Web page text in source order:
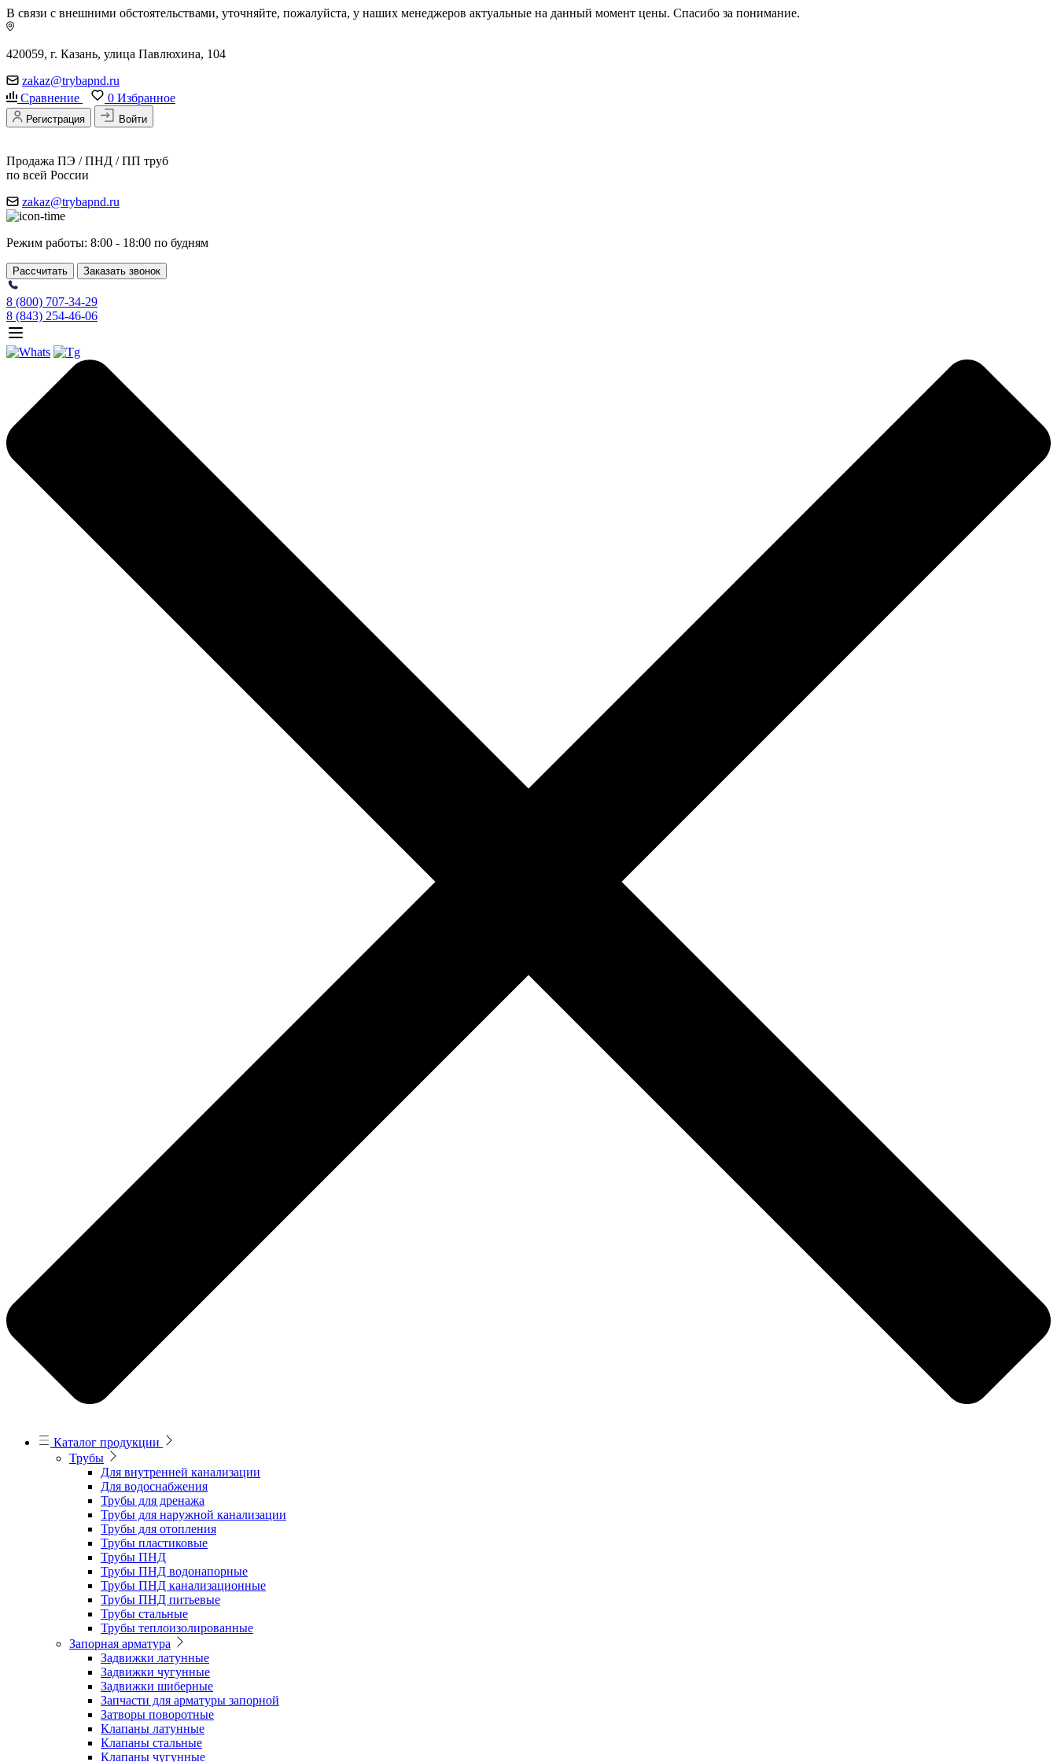
В связи с внешними обстоятельствами, уточняйте, пожалуйста, у наших менеджеров актуальные на данный момент цены. Спасибо за понимание.
420059, г. Казань, улица Павлюхина, 104
zakaz@trybapnd.ru
Сравнение
0 Избранное
Регистрация Войти
Продажа ПЭ / ПНД / ПП труб
по всей России
zakaz@trybapnd.ru
Режим работы: 8:00 - 18:00 по будням
Рассчитать Заказать звонок
8 (800) 707-34-29
8 (843) 254-46-06
Каталог продукции
Трубы
Для внутренней канализации
Для водоснабжения
Трубы для дренажа
Трубы для наружной канализации
Трубы для отопления
Трубы пластиковые
Трубы ПНД
Трубы ПНД водонапорные
Трубы ПНД канализационные
Трубы ПНД питьевые
Трубы стальные
Трубы теплоизолированные
Запорная арматура
Задвижки латунные
Задвижки чугунные
Задвижки шиберные
Запчасти для арматуры запорной
Затворы поворотные
Клапаны латунные
Клапаны стальные
Клапаны чугунные